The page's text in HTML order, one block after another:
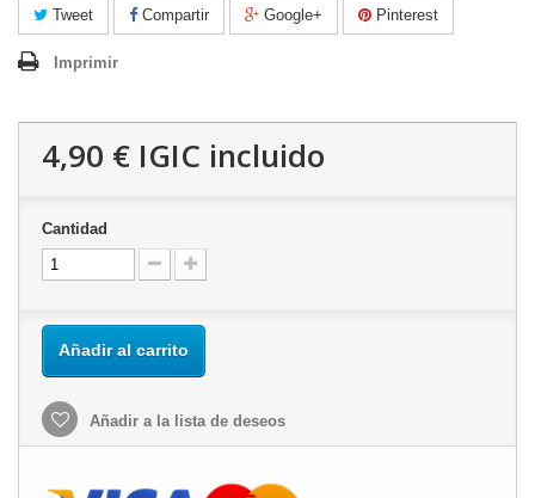
Tweet Compartir Google+ Pinterest
Imprimir
4,90 € IGIC incluido
Cantidad
Añadir al carrito
Añadir a la lista de deseos